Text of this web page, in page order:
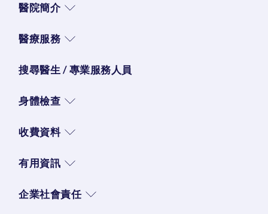
醫院簡介
醫療服務
搜尋醫生 / 專業服務人員
身體檢查
收費資料
有用資訊
企業社會責任